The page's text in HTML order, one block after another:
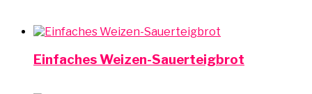
Einfaches Weizen-Sauerteigbrot